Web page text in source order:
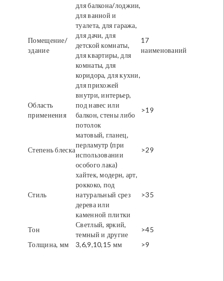
Помещение/
здание
для балкона/лоджии,
для ванной и
туалета, для гаража,
для дачи, для
детской комнаты,
для квартиры, для
комнаты, для
коридора, для кухни,
для прихожей
17
наименований
Область
применения
внутри, интерьер,
под навес или
балкон, стены либо
потолок
>19
Степень блеска
матовый, гланец,
перламутр (при
использовании
особого лака)
>29
Стиль
хайтек, модерн, арт,
роккоко, под
натуральный срез
дерева или
каменной плитки
>35
Тон
Светлый, яркий,
темный и другие
>45
Толщина, мм
3,6,9,10,15 мм >9